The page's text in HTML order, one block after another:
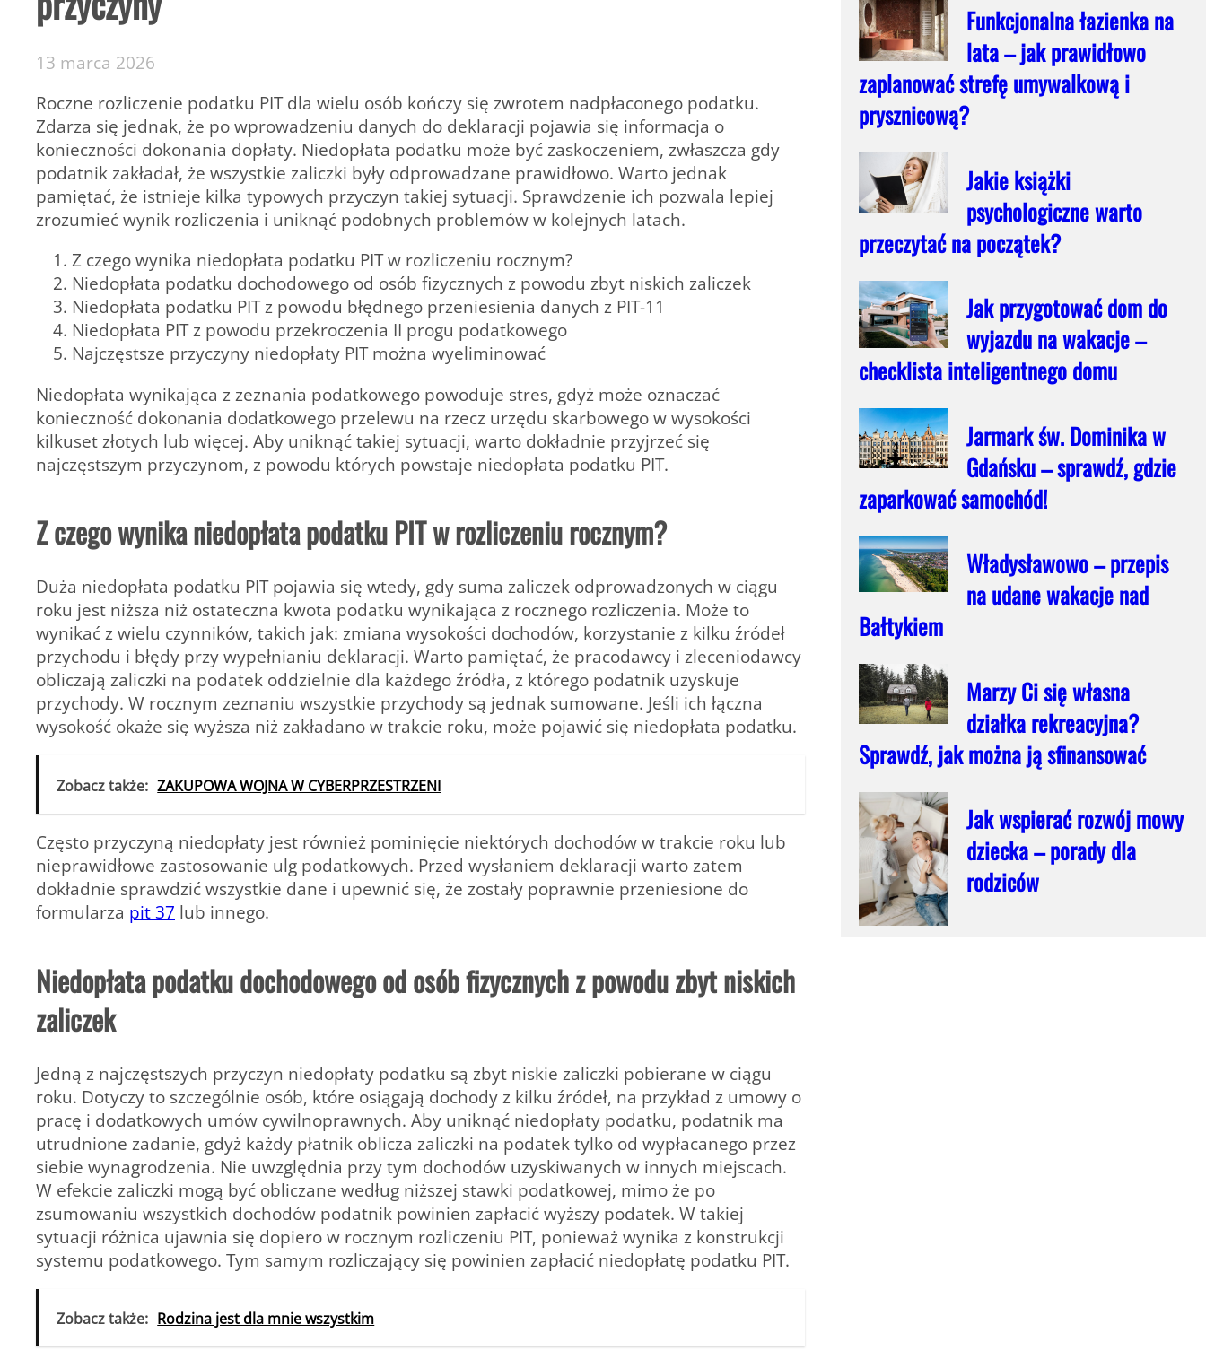
13 marca 2026
Roczne rozliczenie podatku PIT dla wielu osób kończy się zwrotem nadpłaconego podatku.
Zdarza się jednak, że po wprowadzeniu danych do deklaracji pojawia się informacja o
konieczności dokonania dopłaty. Niedopłata podatku może być zaskoczeniem, zwłaszcza gdy
podatnik zakładał, że wszystkie zaliczki były odprowadzane prawidłowo. Warto jednak
pamiętać, że istnieje kilka typowych przyczyn takiej sytuacji. Sprawdzenie ich pozwala lepiej
zrozumieć wynik rozliczenia i uniknąć podobnych problemów w kolejnych latach.
Z czego wynika niedopłata podatku PIT w rozliczeniu rocznym?
Niedopłata podatku dochodowego od osób fizycznych z powodu zbyt niskich zaliczek
Niedopłata podatku PIT z powodu błędnego przeniesienia danych z PIT-11
Niedopłata PIT z powodu przekroczenia II progu podatkowego
Najczęstsze przyczyny niedopłaty PIT można wyeliminować
Niedopłata wynikająca z zeznania podatkowego powoduje stres, gdyż może oznaczać
konieczność dokonania dodatkowego przelewu na rzecz urzędu skarbowego w wysokości
kilkuset złotych lub więcej. Aby uniknąć takiej sytuacji, warto dokładnie przyjrzeć się
najczęstszym przyczynom, z powodu których powstaje niedopłata podatku PIT.
Z czego wynika niedopłata podatku PIT w rozliczeniu rocznym?
Duża niedopłata podatku PIT pojawia się wtedy, gdy suma zaliczek odprowadzonych w ciągu
roku jest niższa niż ostateczna kwota podatku wynikająca z rocznego rozliczenia. Może to
wynikać z wielu czynników, takich jak: zmiana wysokości dochodów, korzystanie z kilku źródeł
przychodu i błędy przy wypełnianiu deklaracji. Warto pamiętać, że pracodawcy i zleceniodawcy
obliczają zaliczki na podatek oddzielnie dla każdego źródła, z którego podatnik uzyskuje
przychody. W rocznym zeznaniu wszystkie przychody są jednak sumowane. Jeśli ich łączna
wysokość okaże się wyższa niż zakładano w trakcie roku, może pojawić się niedopłata podatku.
Zobacz także: ZAKUPOWA WOJNA W CYBERPRZESTRZENI
Często przyczyną niedopłaty jest również pominięcie niektórych dochodów w trakcie roku lub
nieprawidłowe zastosowanie ulg podatkowych. Przed wysłaniem deklaracji warto zatem
dokładnie sprawdzić wszystkie dane i upewnić się, że zostały poprawnie przeniesione do
formularza pit 37 lub innego.
Niedopłata podatku dochodowego od osób fizycznych z powodu zbyt niskich
zaliczek
Jedną z najczęstszych przyczyn niedopłaty podatku są zbyt niskie zaliczki pobierane w ciągu
roku. Dotyczy to szczególnie osób, które osiągają dochody z kilku źródeł, na przykład z umowy o
pracę i dodatkowych umów cywilnoprawnych. Aby uniknąć niedopłaty podatku, podatnik ma
utrudnione zadanie, gdyż każdy płatnik oblicza zaliczki na podatek tylko od wypłacanego przez
siebie wynagrodzenia. Nie uwzględnia przy tym dochodów uzyskiwanych w innych miejscach.
W efekcie zaliczki mogą być obliczane według niższej stawki podatkowej, mimo że po
zsumowaniu wszystkich dochodów podatnik powinien zapłacić wyższy podatek. W takiej
sytuacji różnica ujawnia się dopiero w rocznym rozliczeniu PIT, ponieważ wynika z konstrukcji
systemu podatkowego. Tym samym rozliczający się powinien zapłacić niedopłatę podatku PIT.
Zobacz także: Rodzina jest dla mnie wszystkim
Funkcjonalna łazienka na
lata – jak prawidłowo
zaplanować strefę umywalkową i
prysznicową?
Jakie książki
psychologiczne warto
przeczytać na początek?
Jak przygotować dom do
wyjazdu na wakacje –
checklista inteligentnego domu
Jarmark św. Dominika w
Gdańsku – sprawdź, gdzie
zaparkować samochód!
Władysławowo – przepis
na udane wakacje nad
Bałtykiem
Marzy Ci się własna
działka rekreacyjna?
Sprawdź, jak można ją sfinansować
Jak wspierać rozwój mowy
dziecka – porady dla
rodziców